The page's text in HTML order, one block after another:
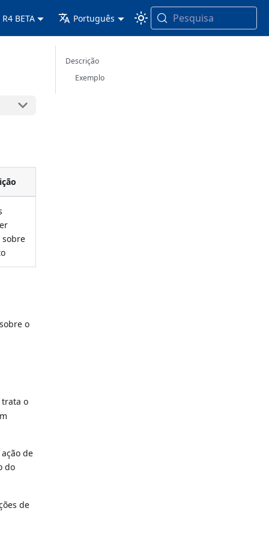
R4 BETA Português Pesquisa
sobre
o
trata o
de
do
de
Descrição
Exemplo